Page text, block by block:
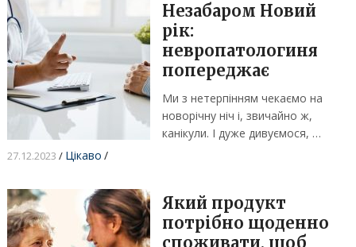
Незабаром Новий
рік:
невропатологиня
попереджає
Ми з нетерпінням чекаємо на
новорічну ніч і, звичайно ж,
канікули. І дуже дивуємося, …
27.12.2023 / Цікаво /
Який продукт
потрібно щоденно
споживати, щоб